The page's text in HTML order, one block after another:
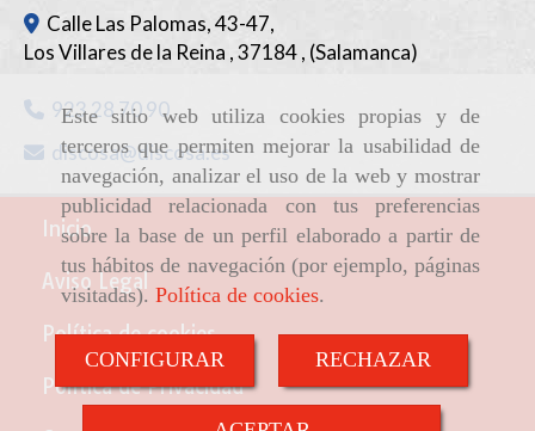
Este sitio web utiliza cookies propias y de
terceros que permiten mejorar la usabilidad de
navegación, analizar el uso de la web y mostrar
publicidad relacionada con tus preferencias
sobre la base de un perfil elaborado a partir de
tus hábitos de navegación (por ejemplo, páginas
visitadas). Política de cookies.
CONFIGURAR RECHAZAR
Calle Las Palomas, 43-47,
Los Villares de la Reina ,37184, (Salamanca)
923 28 70 90
discosa
discosa.es
Inicio
Aviso Legal
Política de cookies
Política de Privacidad